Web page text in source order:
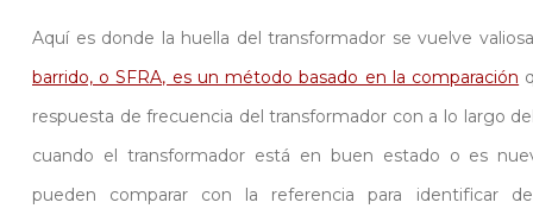
Aquí es donde la huella del transformador se vuelve
barrido, o SFRA, es un método basado en la comparación
respuesta de frecuencia del transformador con a lo largo
cuando el transformador está en buen estado o es
pueden comparar con la referencia para identificar